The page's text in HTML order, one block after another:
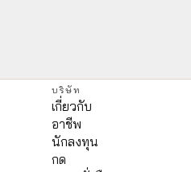
บริษัท
เกี่ยวกับ
อาชีพ
นักลงทุน
กด